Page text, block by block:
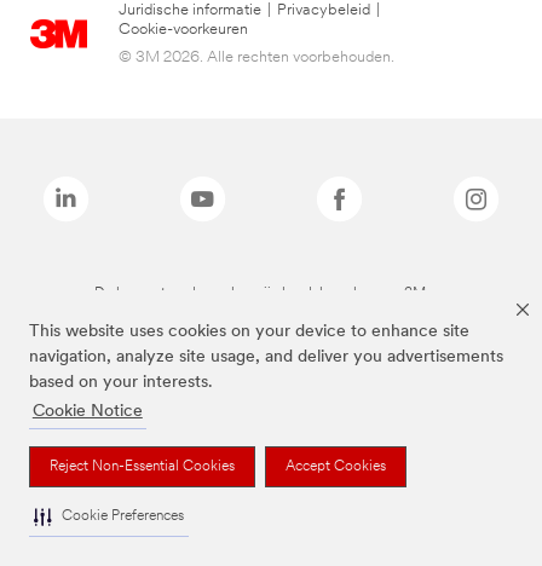
This website uses cookies on your device to enhance site
navigation, analyze site usage, and deliver you advertisements
based on your interests.
Cookie Notice
Reject Non-Essential Cookies Accept Cookies
Cookie Preferences
Juridische informatie Privacybeleid
Cookie-voorkeuren
© 3M 2026. Alle rechten voorbehouden.
De bovenstaande merken zijn handelsmerken van 3M.we